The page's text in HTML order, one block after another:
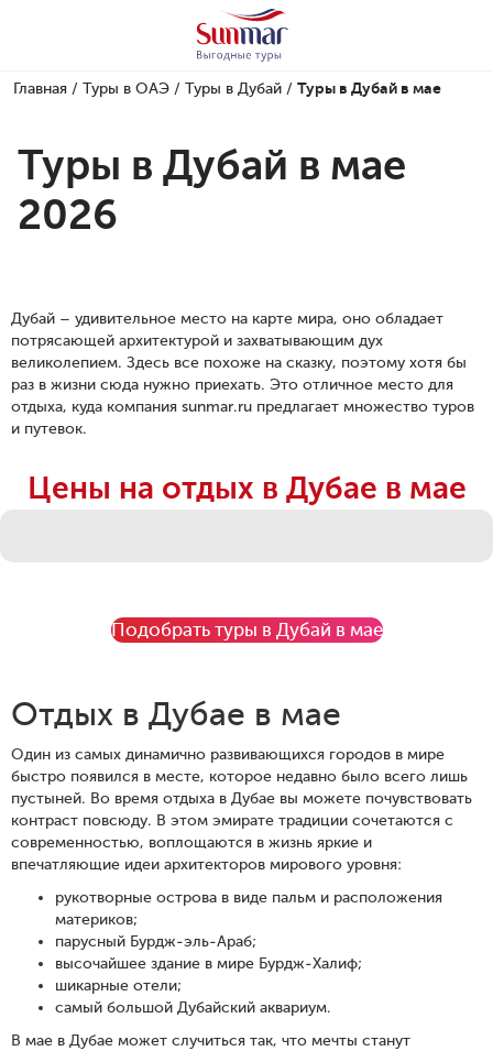
Главная / Туры в ОАЭ / Туры в Дубай / Туры в Дубай в мае
Туры в Дубай в мае
2026
Дубай – удивительное место на карте мира, оно обладает
потрясающей архитектурой и захватывающим дух
великолепием. Здесь все похоже на сказку, поэтому хотя бы
раз в жизни сюда нужно приехать. Это отличное место для
отдыха, куда компания sunmar.ru предлагает множество туров
и путевок.
Цены на отдых в Дубае в мае
Подобрать туры в Дубай в мае
Отдых в Дубае в мае
Один из самых динамично развивающихся городов в мире
быстро появился в месте, которое недавно было всего лишь
пустыней. Во время отдыха в Дубае вы можете почувствовать
контраст повсюду. В этом эмирате традиции сочетаются с
современностью, воплощаются в жизнь яркие и
впечатляющие идеи архитекторов мирового уровня:
рукотворные острова в виде пальм и расположения
материков;
парусный Бурдж-эль-Араб;
высочайшее здание в мире Бурдж-Халиф;
шикарные отели;
самый большой Дубайский аквариум.
В мае в Дубае может случиться так, что мечты станут